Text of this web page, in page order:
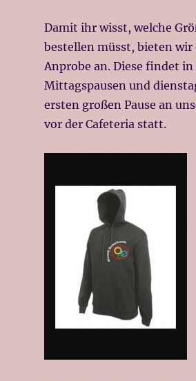
Damit ihr wisst, welche
bestellen müsst, bieten wir
Anprobe an. Diese findet in
Mittagspausen und
ersten großen Pause an
vor der Cafeteria statt.